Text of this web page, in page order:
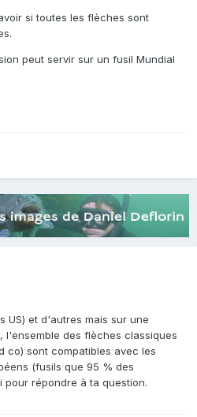
si toutes les flèches sont
peut servir sur un fusil Mundial
US) et d'autres mais sur une
l'ensemble des flèches classiques
co) sont compatibles avec les
(fusils que 95 % des
pour répondre à ta question.